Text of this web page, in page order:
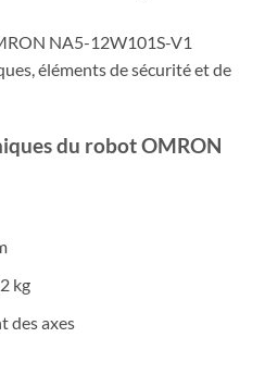
NA5-12W101S-V1
éléments de sécurité et de
du robot OMRON
kg
des axes